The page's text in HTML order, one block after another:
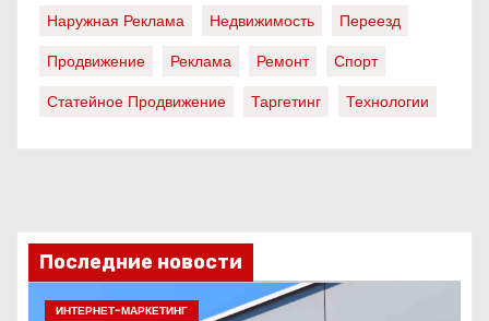
Наружная Реклама
Недвижимость
Переезд
Продвижение
Реклама Ремонт
Спорт
Статейное Продвижение
Таргетинг Технологии
Последние новости
ИНТЕРНЕТ-МАРКЕТИНГ